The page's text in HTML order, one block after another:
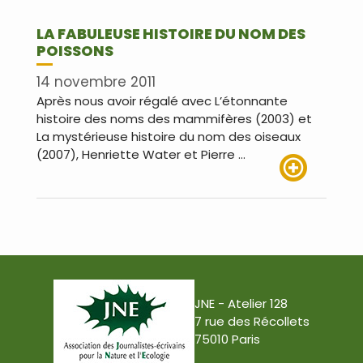
LA FABULEUSE HISTOIRE DU NOM DES
POISSONS
14 novembre 2011
Après nous avoir régalé avec L’étonnante
histoire des noms des mammifères (2003) et
La mystérieuse histoire du nom des oiseaux
(2007), Henriette Water et Pierre …
JNE - Atelier 128
7 rue des Récollets
75010 Paris